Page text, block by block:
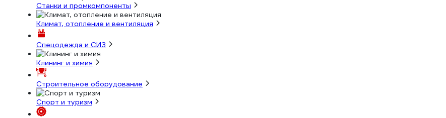
Станки и промкомпоненты
Климат, отопление и вентиляция
Спецодежда и СИЗ
Клининг и химия
Строительное оборудование
Спорт и туризм